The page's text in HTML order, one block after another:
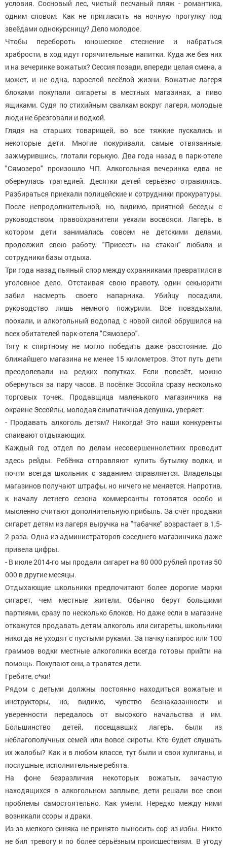
условия. Сосновый лес, чистый песчаный пляж - романтика,
одним словом. Как не пригласить на ночную прогулку под
звеёдами однокурсницу? Дело молодое.
Чтобы перебороть юношеское стеснение и набраться
храбрости, в ход идут горячительные напитки. Куда же без них
и на вечеринке вожатых? Сессия позади, впереди целая смена, а
может, и не одна, взрослой весёлой жизни. Вожатые лагеря
блоками покупали сигареты в местных магазинах, а пиво
ящиками. Судя по стихийным свалкам вокруг лагеря, молодые
люди не брезговали и водкой.
Глядя на старших товарищей, во все тяжкие пускались и
некоторые дети. Многие покуривали, самые отвязанные,
зажмурившись, глотали горькую. Два года назад в парк-отеле
"Сямозеро" произошло ЧП. Алкогольная вечеринка едва не
обернулась трагедией. Десятки детей серьёзно отравились.
Разбираться приехали полицейские и сотрудники прокуратуры.
После непродолжительной, но, видимо, приятной беседы с
руководством, правоохранители уехали восвояси. Лагерь, в
котором дети занимались совсем не детскими делами,
продолжил свою работу. "Присесть на стакан" любили и
сотрудники базы отдыха.
Три года назад пьяный спор между охранниками превратился в
уголовное дело. Отстаивая свою правоту, один секьюрити
забил насмерть своего напарника. Убийцу посадили,
руководство лишь немного пожурили. Все повздыхали,
поохали, и алкогольный водопад с новой силой обрушился на
всех обитателей парк-отеля "Сямозеро".
Тягу к спиртному не могло победить даже расстояние. До
ближайшего магазина не менее 15 километров. Этот путь дети
преодолевали на редких попутках. Если повезёт, можно
обернуться за пару часов. В посёлке Эссойла сразу несколько
торговых точек. Продавщица маленького магазинчика на
окраине Эссойлы, молодая симпатичная девушка, уверяет:
- Продавать алкоголь детям? Никогда! Это наши конкуренты
спаивают отдыхающих.
Каждый год отдел по делам несовершеннолетних проводит
здесь рейды. Ребёнка отправляют купить бутылку водки, и
почти всегда школьник с заданием справляется. Владельцы
магазинов получают штрафы, но ничего не меняется. Напротив,
к началу летнего сезона коммерсанты готовятся особо и
мысленно считают дополнительную прибыль. За счёт продажи
сигарет детям из лагеря выручка на "табачке" возрастает в 1,5-
2 раза. Одна из администраторов соседнего магазинчика даже
привела цифры.
- В июле 2014-го мы продали сигарет на 80 000 рублей против 50
000 в другие месяцы.
Отдыхающие школьники предпочитают более дорогие марки
сигарет, чем местные жители. Обычно берут большими
партиями, сразу по несколько блоков. Но даже если в магазине
откажутся продавать детям алкоголь или сигареты, школьники
никогда не уходят с пустыми руками. За пачку папирос или 100
граммов водки местные алкоголики всегда готовы прийти на
помощь. Покупают они, а травятся дети.
Гребите, с*ки!
Рядом с детьми должны постоянно находиться вожатые и
инструкторы, но, видимо, чувство безнаказанности и
уверенности передалось от высокого начальства и им.
Большинство детей, посещавших лагерь, были из
неблагополучных семей или вовсе сироты. Кто будет слушать
их жалобы? Как и в любом классе, тут были и свои хулиганы, и
послушные, исполнительные ребята.
На фоне безразличия некоторых вожатых, зачастую
находящихся в алкогольном заплыве, дети решали все свои
проблемы самостоятельно. Как умели. Нередко между ними
возникали ссоры и драки.
Из-за мелкого синяка не принято выносить сор из избы. Никто
не бил тревогу и по более серьёзным происшествиям. В угоду